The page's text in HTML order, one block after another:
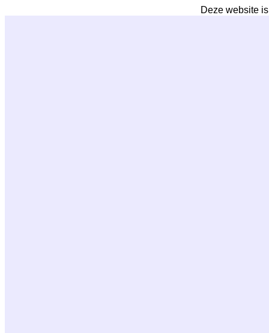
Deze website